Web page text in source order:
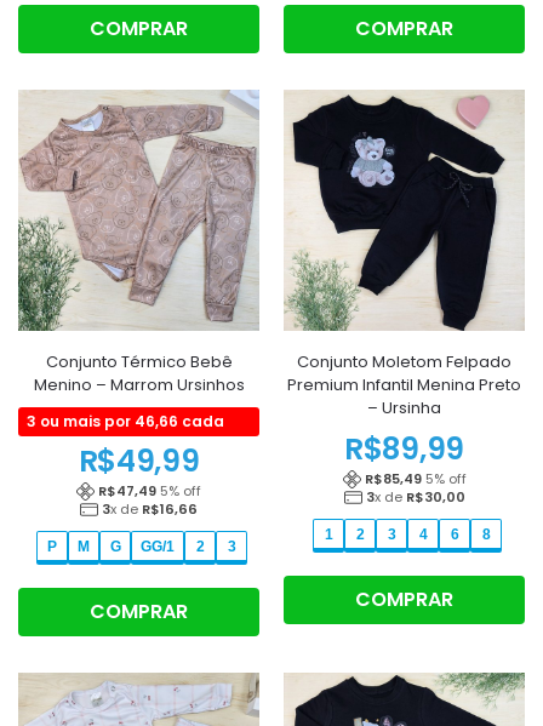
COMPRAR COMPRAR
Conjunto Térmico Bebê
Menino – Marrom Ursinhos
3 ou mais por 46,66 cada
R$49,99
R$47,49 5% off
3x de R$16,66
P M G GG/1 2 3
COMPRAR
Conjunto Moletom Felpado
Premium Infantil Menina Preto
– Ursinha
R$89,99
R$85,49 5% off
3x de R$30,00
1 2 3 4 6 8
COMPRAR